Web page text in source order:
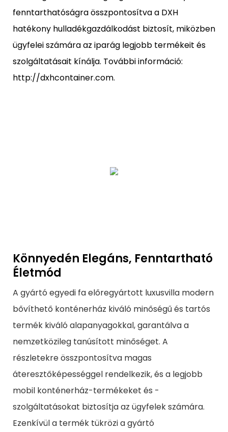
fenntarthatóságra összpontosítva a DXH
hatékony hulladékgazdálkodást biztosít, miközben
ügyfelei számára az iparág legjobb termékeit és
szolgáltatásait kínálja. További információ:
http://dxhcontainer.com.
Könnyedén Elegáns, Fenntartható
Életmód
A gyártó egyedi fa előregyártott luxusvilla modern
bővíthető konténerház kiváló minőségű és tartós
termék kiváló alapanyagokkal, garantálva a
nemzetközileg tanúsított minőséget. A
részletekre összpontosítva magas
áteresztőképességgel rendelkezik, és a legjobb
mobil konténerház-termékeket és -
szolgáltatásokat biztosítja az ügyfelek számára.
Ezenkívül a termék tükrözi a gyártó